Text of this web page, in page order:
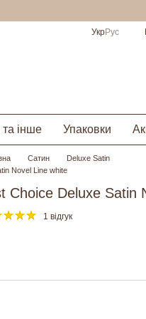
УкрРус
інше Упаковки
Сатин
Deluxe Satin
Novel Line white
Choice Deluxe Satin
1 відгук